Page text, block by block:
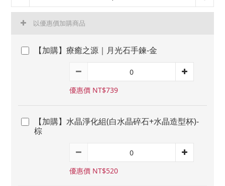
以優惠價加購商品
【加購】療癒之源｜月光石手鍊-金
優惠價 NT$739
【加購】水晶淨化組(白水晶碎石+水晶造型杯)-
棕
優惠價 NT$520